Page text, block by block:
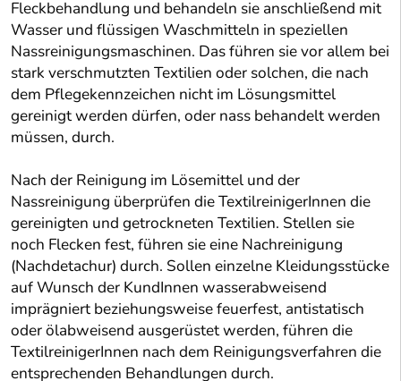
Fleckbehandlung und behandeln sie anschließend mit
Wasser und flüssigen Waschmitteln in speziellen
Nassreinigungsmaschinen. Das führen sie vor allem bei
stark verschmutzten Textilien oder solchen, die nach
dem Pflegekennzeichen nicht im Lösungsmittel
gereinigt werden dürfen, oder nass behandelt werden
müssen, durch.
Nach der Reinigung im Lösemittel und der
Nassreinigung überprüfen die TextilreinigerInnen die
gereinigten und getrockneten Textilien. Stellen sie
noch Flecken fest, führen sie eine Nachreinigung
(Nachdetachur) durch. Sollen einzelne Kleidungsstücke
auf Wunsch der KundInnen wasserabweisend
imprägniert beziehungsweise feuerfest, antistatisch
oder ölabweisend ausgerüstet werden, führen die
TextilreinigerInnen nach dem Reinigungsverfahren die
entsprechenden Behandlungen durch.